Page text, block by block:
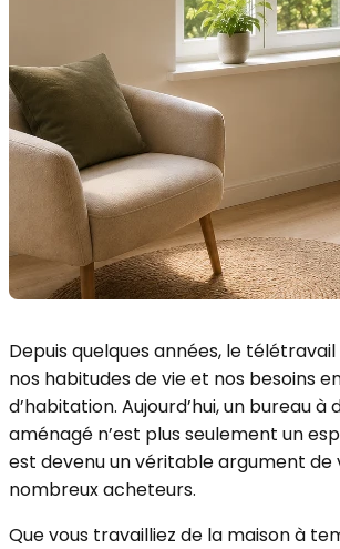
Depuis quelques années, le
nos habitudes de vie et nos besoins
d’habitation. Aujourd’hui, un bureau à
aménagé n’est plus seulement un
est devenu un véritable argument de
nombreux acheteurs.
Que vous travailliez de la maison à